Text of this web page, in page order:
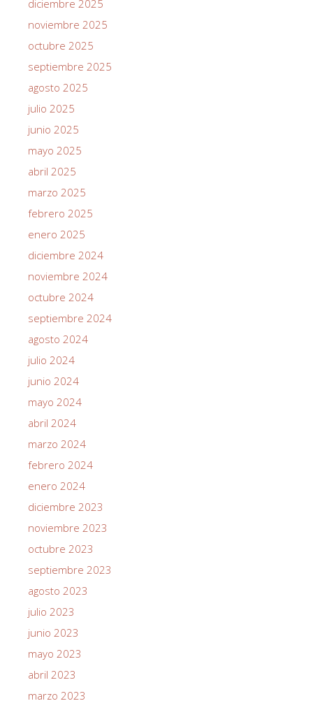
diciembre 2025
noviembre 2025
octubre 2025
septiembre 2025
agosto 2025
julio 2025
junio 2025
mayo 2025
abril 2025
marzo 2025
febrero 2025
enero 2025
diciembre 2024
noviembre 2024
octubre 2024
septiembre 2024
agosto 2024
julio 2024
junio 2024
mayo 2024
abril 2024
marzo 2024
febrero 2024
enero 2024
diciembre 2023
noviembre 2023
octubre 2023
septiembre 2023
agosto 2023
julio 2023
junio 2023
mayo 2023
abril 2023
marzo 2023